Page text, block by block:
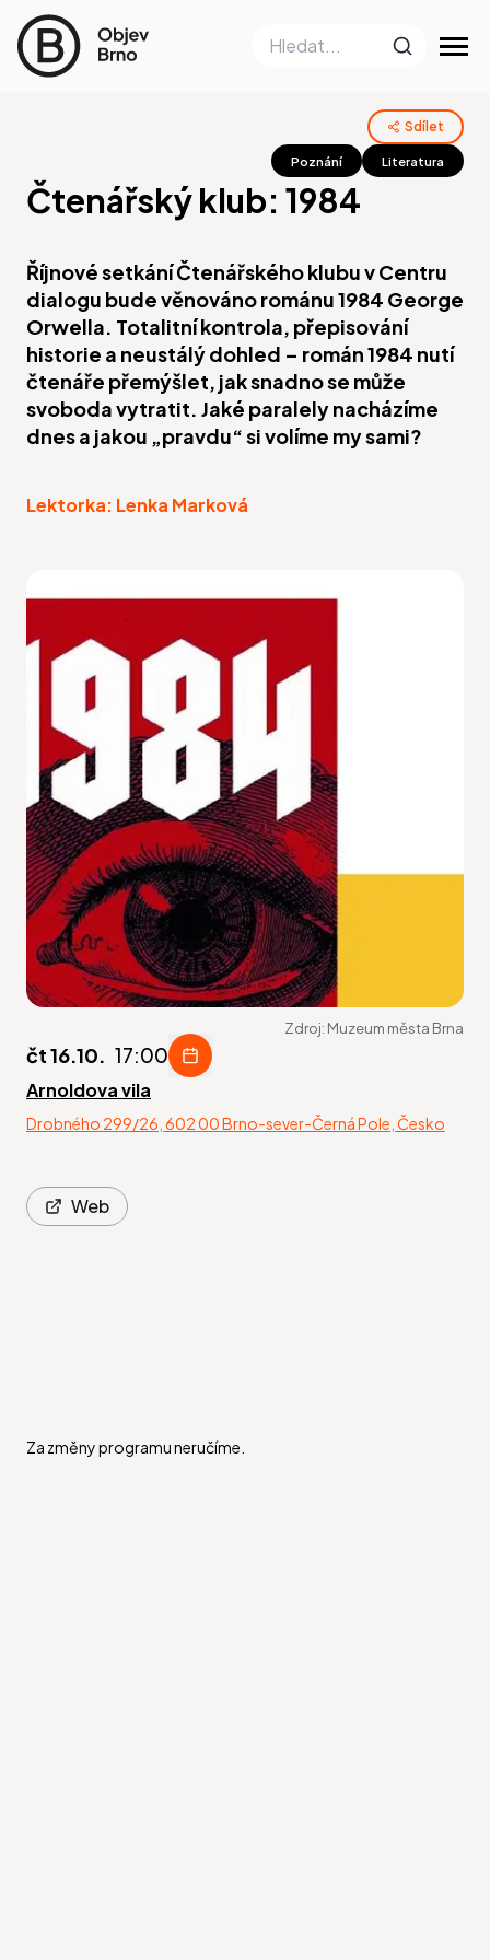
Sdílet
Poznání Literatura
Čtenářský klub: 1984
Říjnové setkání Čtenářského klubu v Centru
dialogu bude věnováno románu 1984 George
Orwella. Totalitní kontrola, přepisování
historie a neustálý dohled – román 1984 nutí
čtenáře přemýšlet, jak snadno se může
svoboda vytratit. Jaké paralely nacházíme
dnes a jakou „pravdu“ si volíme my sami?
Lektorka: Lenka Marková
Zdroj: Muzeum města Brna
čt 16.10. 17:00
Arnoldova vila
Drobného 299/26, 602 00 Brno-sever-Černá Pole, Česko
Web
Za změny programu neručíme.